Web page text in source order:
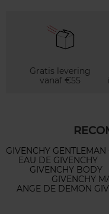
Gratis levering
vanaf €55
GIVENCHY GENTLEMAN
EAU DE GIVENCHY
GIVENCHY BODY
GIVENCHY
ANGE DE DEMON